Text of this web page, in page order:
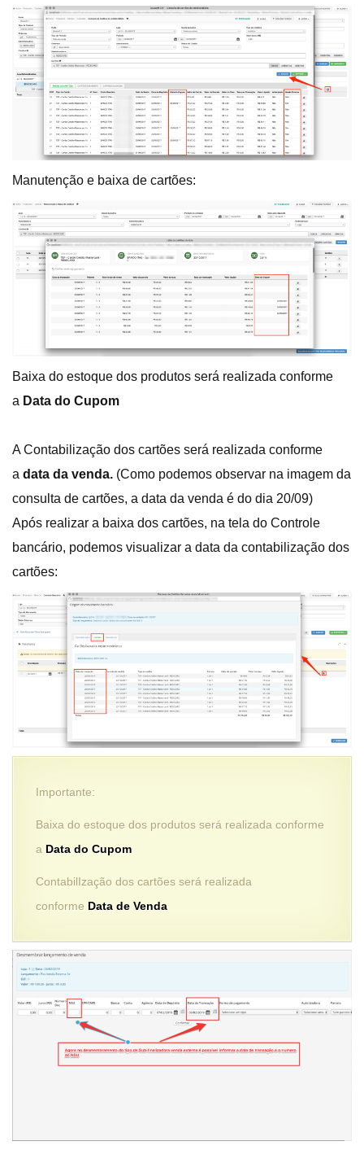
Manutenção e baixa de cartões:
Baixa do estoque dos produtos será realizada conforme
a Data do Cupom
A Contabilização dos cartões será realizada conforme
a data da venda. (Como podemos observar na imagem da
consulta de cartões, a data da venda é do dia 20/09)
Após realizar a baixa dos cartões, na tela do Controle
bancário, podemos visualizar a data da contabilização dos
cartões:
Importante:
Baixa do estoque dos produtos será realizada conforme
a Data do Cupom
ContabilIzação dos cartões será realizada
conforme Data de Venda